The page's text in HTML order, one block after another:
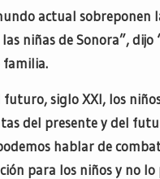
actual
niñas de Sonora”,
familia.
futuro, siglo XXI, los
del presente y del
hablar de
para los niños y no